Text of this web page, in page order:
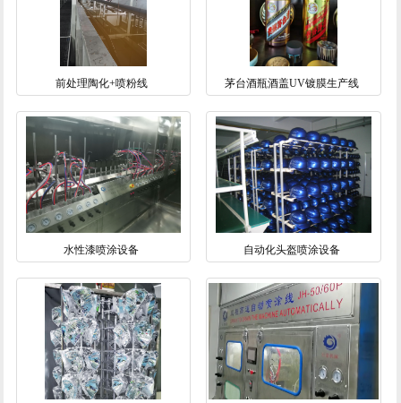
前处理陶化+喷粉线 茅台酒瓶酒盖UV镀膜生产线
水性漆喷涂设备 自动化头盔喷涂设备